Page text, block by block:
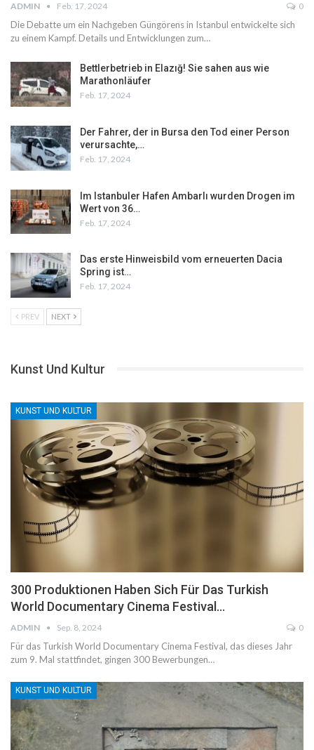
ADMIN Feb. 17, 2024 0
Die Debatte um ein Nachgeben Güngörens in Istanbul entwickelte sich
zu einem Kampf. Details und Entwicklungen zum…
Bettlerbetrieb in Elazığ! Sie sahen aus wie
Marathonläufer
Feb. 17, 2024
Der Fahrer, der in Bursa den Tod einer Person
verursachte,…
Feb. 17, 2024
Im Istanbuler Hafen Ambarlı wurden Drogen im
Wert von 36…
Feb. 17, 2024
Das erste Hinweisbild vom erneuerten Dacia
Spring ist…
Feb. 17, 2024
PREV NEXT
Kunst Und Kultur
KUNST UND KULTUR
300 Produktionen Haben Sich Für Das Turkish
World Documentary Cinema Festival…
ADMIN Sep. 8, 2024 0
Für das Turkish World Documentary Cinema Festival, das dieses Jahr
zum 9. Mal stattfindet, gingen 300 Bewerbungen…
KUNST UND KULTUR